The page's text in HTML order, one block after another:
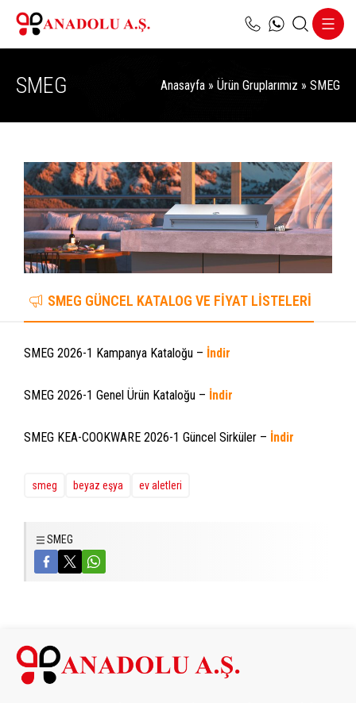
SMEG Anasayfa » Ürün Gruplarımız » SMEG
SMEG GÜNCEL KATALOG VE FİYAT LİSTELERİ
SMEG 2026-1 Kampanya Kataloğu – İndir
SMEG 2026-1 Genel Ürün Kataloğu – İndir
SMEG KEA-COOKWARE 2026-1 Güncel Sirküler – İndir
smeg beyaz eşya ev aletleri
SMEG